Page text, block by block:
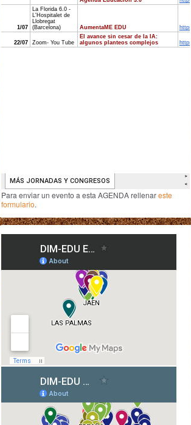
Para enviar un evento a esta AGENDA rellenareste
formulario.